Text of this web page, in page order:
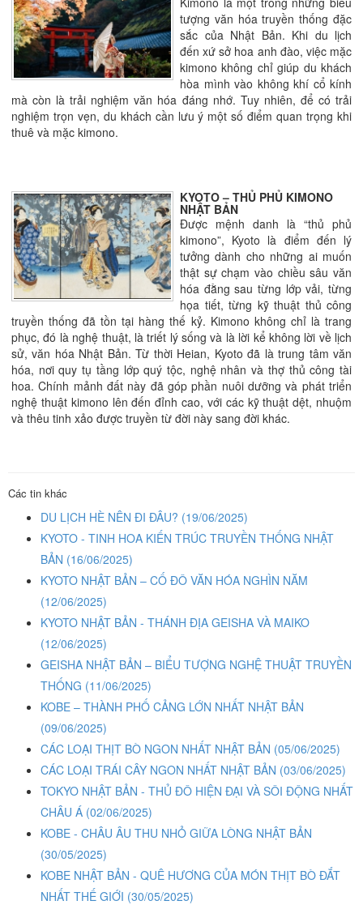
tượng văn hóa truyền thống đặc
sắc của Nhật Bản. Khi du lịch
đến xứ sở hoa anh đào, việc mặc
kimono không chỉ giúp du khách
hòa mình vào không khí cổ kính
mà còn là trải nghiệm văn hóa đáng nhớ. Tuy nhiên, để có trải
nghiệm trọn vẹn, du khách cần lưu ý một số điểm quan trọng khi
thuê và mặc kimono.
KYOTO – THỦ PHỦ KIMONO
NHẬT BẢN
Được mệnh danh là “thủ phủ
kimono”, Kyoto là điểm đến lý
tưởng dành cho những ai muốn
thật sự chạm vào chiều sâu văn
hóa đằng sau từng lớp vải, từng
họa tiết, từng kỹ thuật thủ công
truyền thống đã tồn tại hàng thế kỷ. Kimono không chỉ là trang
phục, đó là nghệ thuật, là triết lý sống và là lời kể không lời về lịch
sử, văn hóa Nhật Bản. Từ thời Heian, Kyoto đã là trung tâm văn
hóa, nơi quy tụ tầng lớp quý tộc, nghệ nhân và thợ thủ công tài
hoa. Chính mảnh đất này đã góp phần nuôi dưỡng và phát triển
nghệ thuật kimono lên đến đỉnh cao, với các kỹ thuật dệt, nhuộm
và thêu tinh xảo được truyền từ đời này sang đời khác.
Các tin khác
DU LỊCH HÈ NÊN ĐI ĐÂU? (19/06/2025)
KYOTO - TINH HOA KIẾN TRÚC TRUYỀN THỐNG NHẬT
BẢN (16/06/2025)
KYOTO NHẬT BẢN – CỐ ĐÔ VĂN HÓA NGHÌN NĂM
(12/06/2025)
KYOTO NHẬT BẢN - THÁNH ĐỊA GEISHA VÀ MAIKO
(12/06/2025)
GEISHA NHẬT BẢN – BIỂU TƯỢNG NGHỆ THUẬT TRUYỀN
THỐNG (11/06/2025)
KOBE – THÀNH PHỐ CẢNG LỚN NHẤT NHẬT BẢN
(09/06/2025)
CÁC LOẠI THỊT BÒ NGON NHẤT NHẬT BẢN (05/06/2025)
CÁC LOẠI TRÁI CÂY NGON NHẤT NHẬT BẢN (03/06/2025)
TOKYO NHẬT BẢN - THỦ ĐÔ HIỆN ĐẠI VÀ SÔI ĐỘNG NHẤT
CHÂU Á (02/06/2025)
KOBE - CHÂU ÂU THU NHỎ GIỮA LÒNG NHẬT BẢN
(30/05/2025)
KOBE NHẬT BẢN - QUÊ HƯƠNG CỦA MÓN THỊT BÒ ĐẮT
NHẤT THẾ GIỚI (30/05/2025)